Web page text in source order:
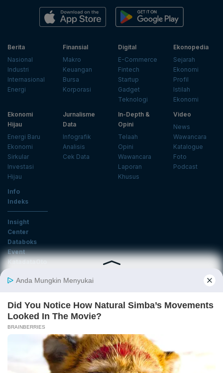
Berita
Nasional
Industri
Internasional
Energi
Finansial
Makro
Keuangan
Bursa
Korporasi
Digital
E-Commerce
Fintech
Startup
Gadget
Teknologi
Ekonopedia
Sejarah
Ekonomi
Profil
Istilah
Ekonomi
Ekonomi
Hijau
Energi Baru
Ekonomi
Sirkular
Investasi
Hijau
Jurnalisme
Data
Infografik
Analisis
Cek Data
In-Depth &
Opini
Telaah
Opini
Wawancara
Laporan
Khusus
Video
News
Wawancara
Katalogue
Foto
Podcast
Info
Indeks
Insight
Center
Databoks
Event
KatadataOto
Email
Daftar